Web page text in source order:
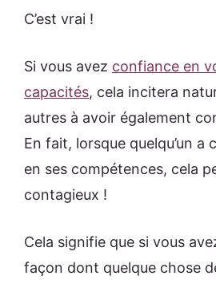
C’est vrai !
Si vous avez confiance en
capacités, cela incitera
autres à avoir également
En fait, lorsque quelqu’un a
en ses compétences, cela
contagieux !
Cela signifie que si vous
façon dont quelque chose